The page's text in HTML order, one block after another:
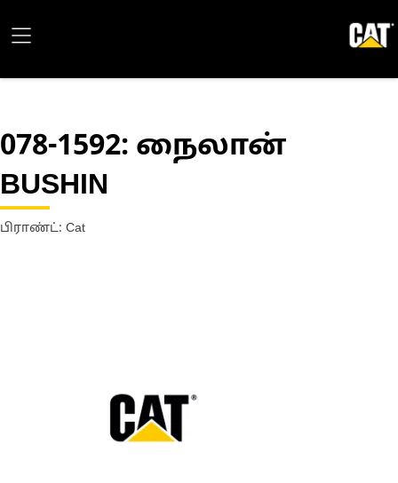
078-1592: நைலான்
BUSHIN
பிராண்ட்: Cat